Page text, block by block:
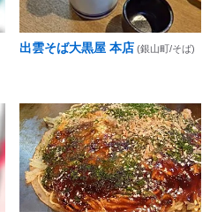
出雲そば大黒屋 本店 (銀山町/そば)